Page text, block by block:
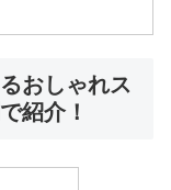
おしゃれス
紹介！